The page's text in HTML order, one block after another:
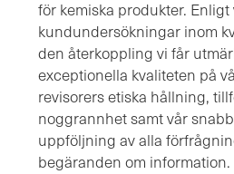
för kemiska produkter. Enligt
kundundersökningar inom
den återkoppling vi får
exceptionella kvaliteten på
revisorers etiska hållning,
noggrannhet samt vår
uppföljning av alla
begäranden om information.